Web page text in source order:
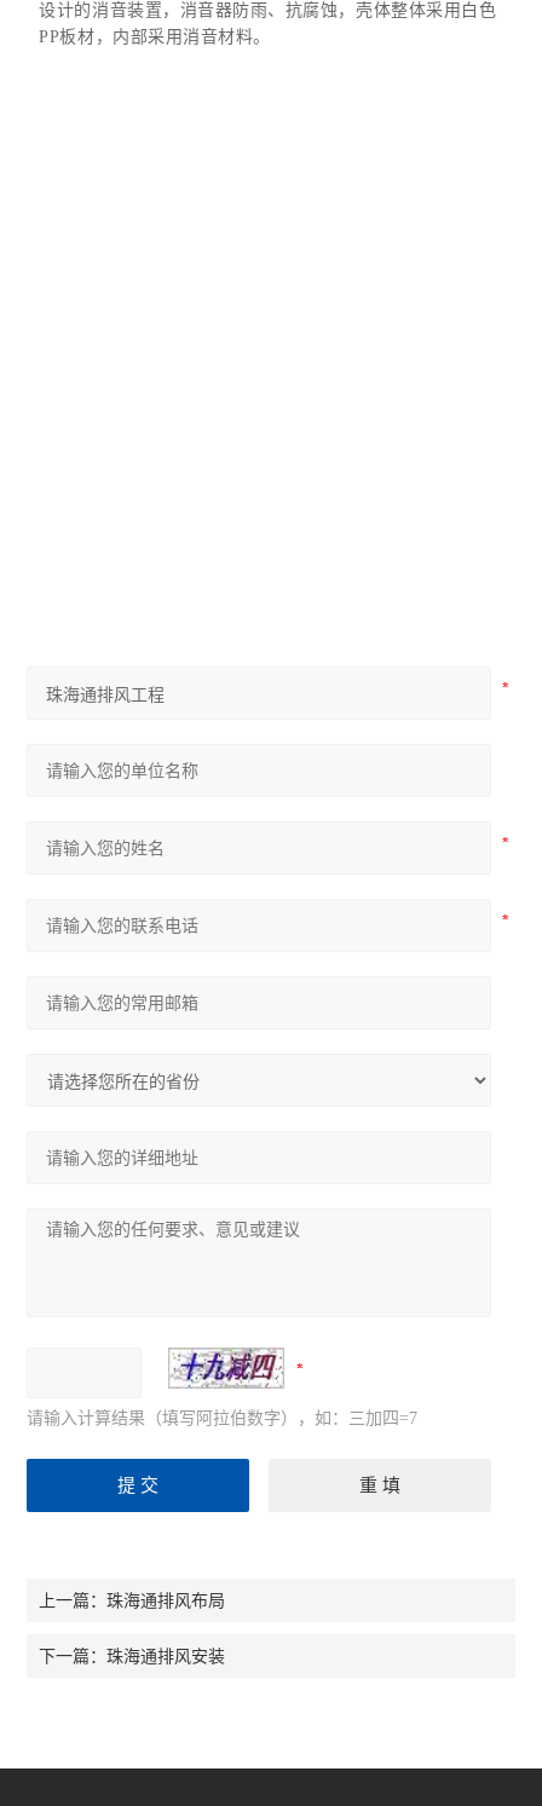
设计的消音装置，消音器防雨、抗腐蚀，壳体整体采用白色
PP板材，内部采用消音材料。
请输入计算结果（填写阿拉伯数字），如：三加四=7
上一篇：珠海通排风布局
下一篇：珠海通排风安装